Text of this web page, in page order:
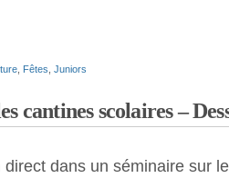
Fêtes Juniors
cantines scolaires –
dans un séminaire sur